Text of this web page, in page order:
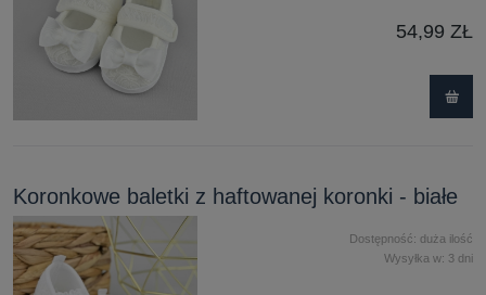
54,99 ZŁ
Koronkowe baletki z haftowanej koronki - białe
Dostępność: duża ilość
Wysyłka w: 3 dni